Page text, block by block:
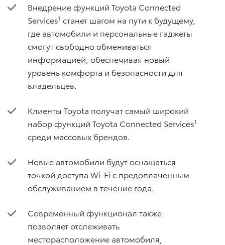
Внедрение функций Toyota Connected
Services1 станет шагом на пути к будущему,
где автомобили и персональные гаджеты
смогут свободно обмениваться
информацией, обеспечивая новый
уровень комфорта и безопасности для
владельцев.
Клиенты Toyota получат самый широкий
набор функций Toyota Connected Services1
среди массовых брендов.
Новые автомобили будут оснащаться
точкой доступа Wi-Fi с предоплаченным
обслуживанием в течение года.
Современный функционал также
позволяет отслеживать
месторасположение автомобиля,